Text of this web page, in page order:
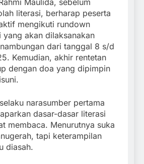
literasi, berharap peserta
mengikuti rundown
yang akan dilaksanakan
dari tanggal 8 s/d
Kemudian, akhir rentetan
dengan doa yang dipimpin
narasumber pertama
dasar-dasar literasi
membaca. Menurutnya suka
tapi keterampilan
diasah.